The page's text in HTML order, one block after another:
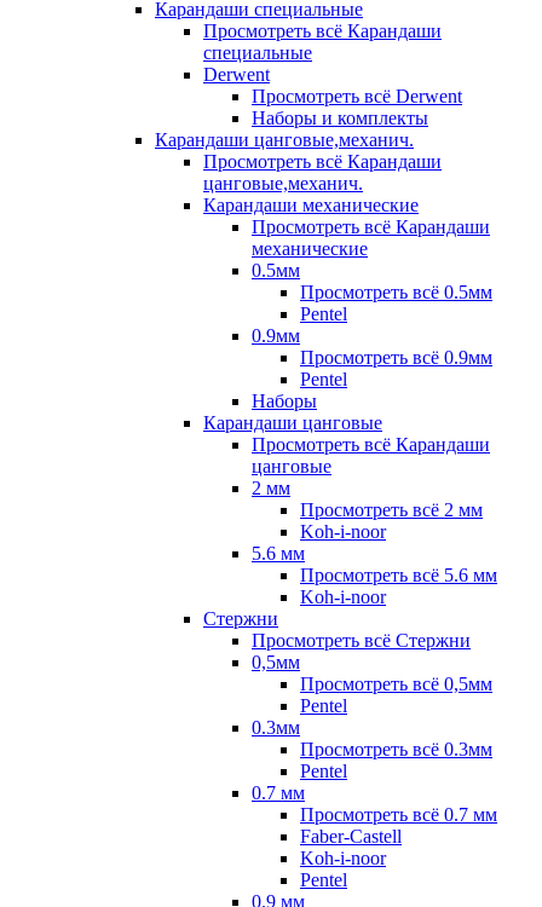
Карандаши специальные
Просмотреть всё Карандаши
специальные
Derwent
Просмотреть всё Derwent
Наборы и комплекты
Карандаши цанговые,механич.
Просмотреть всё Карандаши
цанговые,механич.
Карандаши механические
Просмотреть всё Карандаши
механические
0.5мм
Просмотреть всё 0.5мм
Pentel
0.9мм
Просмотреть всё 0.9мм
Pentel
Наборы
Карандаши цанговые
Просмотреть всё Карандаши
цанговые
2 мм
Просмотреть всё 2 мм
Koh-i-noor
5.6 мм
Просмотреть всё 5.6 мм
Koh-i-noor
Стержни
Просмотреть всё Стержни
0,5мм
Просмотреть всё 0,5мм
Pentel
0.3мм
Просмотреть всё 0.3мм
Pentel
0.7 мм
Просмотреть всё 0.7 мм
Faber-Castell
Koh-i-noor
Pentel
0.9 мм